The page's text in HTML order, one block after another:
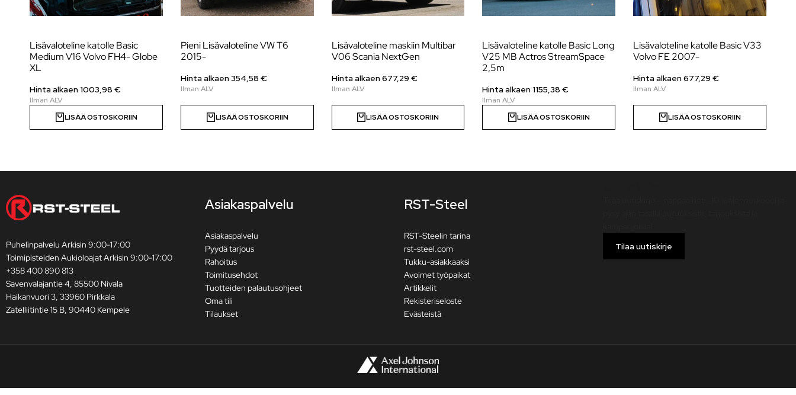
Lisävaloteline katolle Basic
Medium V16 Volvo FH4- Globe
XL
Hinta alkaen1003,98 €
LISÄÄ OSTOSKORIIN
Pieni Lisävaloteline VW T6
2015-
Hinta alkaen 354,58 €
LISÄÄ OSTOSKORIIN
Lisävaloteline maskiin Multibar
V06 Scania NextGen
Hinta alkaen677,29 €
LISÄÄ OSTOSKORIIN
Lisävaloteline katolle Basic Long
V25 MB Actros StreamSpace
2,5m
Hinta alkaen1155,38€
LISÄÄ OSTOSKORIIN
Lisävaloteline katolle Basic V33
Volvo FE 2007-
Hinta alkaen677,29€
LISÄÄ OSTOSKORIIN
Puhelinpalvelu Arkisin 9:00-17:00
Toimipisteiden Aukioloajat Arkisin 9:00-17:00
+358 400 890 813
Savenvalajantie 4, 85500 Nivala
Haikanvuori 3, 33960 Pirkkala
Zatelliitintie 15 B, 90440 Kempele
Asiakaspalvelu
Asiakaspalvelu
Pyydä tarjous
Rahoitus
Toimitusehdot
Tuotteiden palautusohjeet
Oma tili
Tilaukset
RST-Steel
RST-Steelin tarina
rst-steel.com
Tukku-asiakkaaksi
Avoimet työpaikat
Artikkelit
Rekisteriseloste
Evästeistä
Tilaa uutiskirje